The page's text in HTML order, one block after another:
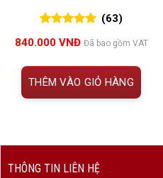
đánh giá
(63)
840.000 VNĐ Đã bao gồm VAT
THÊM VÀO GIỎ HÀNG
THÔNG TIN LIÊN HỆ